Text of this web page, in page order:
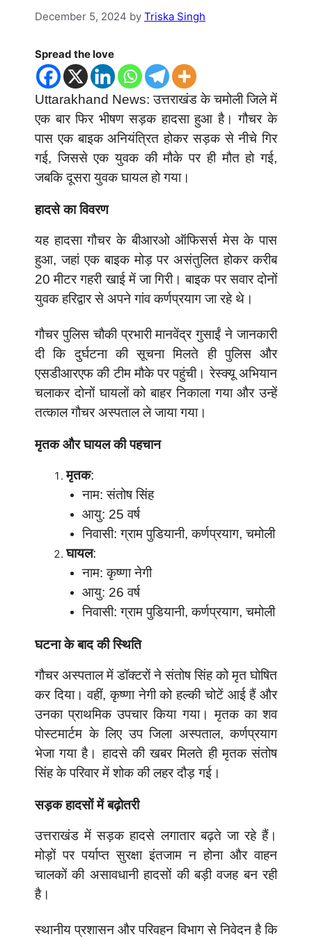
December 5, 2024 by Triska Singh
Spread the love
Uttarakhand News: उत्तराखंड के चमोली जिले में
एक बार फिर भीषण सड़क हादसा हुआ है। गौचर के
पास एक बाइक अनियंत्रित होकर सड़क से नीचे गिर
गई, जिससे एक युवक की मौके पर ही मौत हो गई,
जबकि दूसरा युवक घायल हो गया।
हादसे का विवरण
यह हादसा गौचर के बीआरओ ऑफिसर्स मेस के पास
हुआ, जहां एक बाइक मोड़ पर असंतुलित होकर करीब
20 मीटर गहरी खाई में जा गिरी। बाइक पर सवार दोनों
युवक हरिद्वार से अपने गांव कर्णप्रयाग जा रहे थे।
गौचर पुलिस चौकी प्रभारी मानवेंद्र गुसाईं ने जानकारी
दी कि दुर्घटना की सूचना मिलते ही पुलिस और
एसडीआरएफ की टीम मौके पर पहुंची। रेस्क्यू अभियान
चलाकर दोनों घायलों को बाहर निकाला गया और उन्हें
तत्काल गौचर अस्पताल ले जाया गया।
मृतक और घायल की पहचान
मृतक:
नाम: संतोष सिंह
आयु: 25 वर्ष
निवासी: ग्राम पुडियानी, कर्णप्रयाग, चमोली
घायल:
नाम: कृष्णा नेगी
आयु: 26 वर्ष
निवासी: ग्राम पुडियानी, कर्णप्रयाग, चमोली
घटना के बाद की स्थिति
गौचर अस्पताल में डॉक्टरों ने संतोष सिंह को मृत घोषित
कर दिया। वहीं, कृष्णा नेगी को हल्की चोटें आई हैं और
उनका प्राथमिक उपचार किया गया। मृतक का शव
पोस्टमार्टम के लिए उप जिला अस्पताल, कर्णप्रयाग
भेजा गया है। हादसे की खबर मिलते ही मृतक संतोष
सिंह के परिवार में शोक की लहर दौड़ गई।
सड़क हादसों में बढ़ोतरी
उत्तराखंड में सड़क हादसे लगातार बढ़ते जा रहे हैं।
मोड़ों पर पर्याप्त सुरक्षा इंतजाम न होना और वाहन
चालकों की असावधानी हादसों की बड़ी वजह बन रही
है।
स्थानीय प्रशासन और परिवहन विभाग से निवेदन है कि